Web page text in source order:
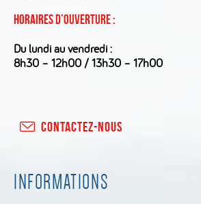
Horaires d’ouverture :
Du lundi au vendredi :
8h30 – 12h00 / 13h30 – 17h00
CONTACTEZ-NOUS
INFORMATIONS